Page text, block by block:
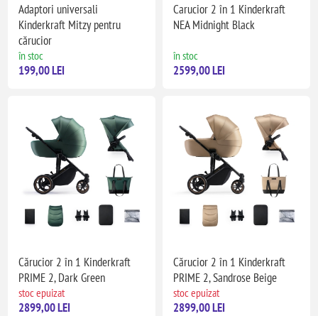
Adaptori universali
Kinderkraft Mitzy pentru
cărucior
în stoc
199,00 LEI
Carucior 2 în 1 Kinderkraft
NEA Midnight Black
în stoc
2599,00 LEI
Cărucior 2 în 1 Kinderkraft
PRIME 2, Dark Green
stoc epuizat
2899,00 LEI
Cărucior 2 în 1 Kinderkraft
PRIME 2, Sandrose Beige
stoc epuizat
2899,00 LEI